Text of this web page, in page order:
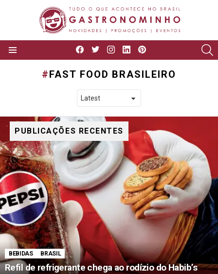
facebooktwitterinstagram
linkedin
FAST FOOD BRASILEIRO
PUBLICAÇÕES RECENTES
BEBIDAS BRASIL
Refil de refrigerante chega ao rodízio do Habib’s